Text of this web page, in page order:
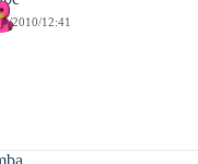
2010/12:41